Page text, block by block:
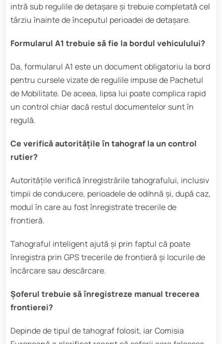
intră sub regulile de detașare și trebuie completată cel
târziu înainte de începutul perioadei de detașare.
Formularul A1 trebuie să fie la bordul vehiculului?
Da, formularul A1 este un document obligatoriu la bord
pentru cursele vizate de regulile impuse de Pachetul
de Mobilitate. De aceea, lipsa lui poate complica rapid
un control chiar dacă restul documentelor sunt în
regulă.
Ce verifică autoritățile în tahograf la un control
rutier?
Autoritățile verifică înregistrările tahografului, inclusiv
timpii de conducere, perioadele de odihnă și, după caz,
modul în care au fost înregistrate trecerile de
frontieră.
Tahograful inteligent ajută și prin faptul că poate
înregistra prin GPS trecerile de frontieră și locurile de
încărcare sau descărcare.
Șoferul trebuie să înregistreze manual trecerea
frontierei?
Depinde de tipul de tahograf folosit, iar Comisia